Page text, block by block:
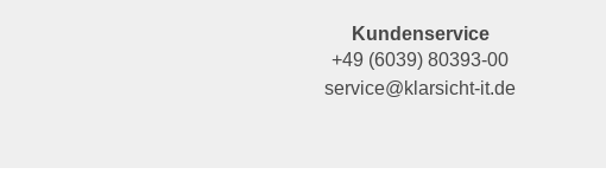
Kundenservice
+49 (6039) 80393-00
service@klarsicht-it.de